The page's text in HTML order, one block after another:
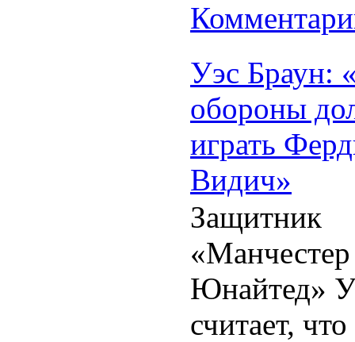
Уэс Браун:
обороны
играть
Видич»
Защитник
«Манчестер
Юнайтед»
считает,